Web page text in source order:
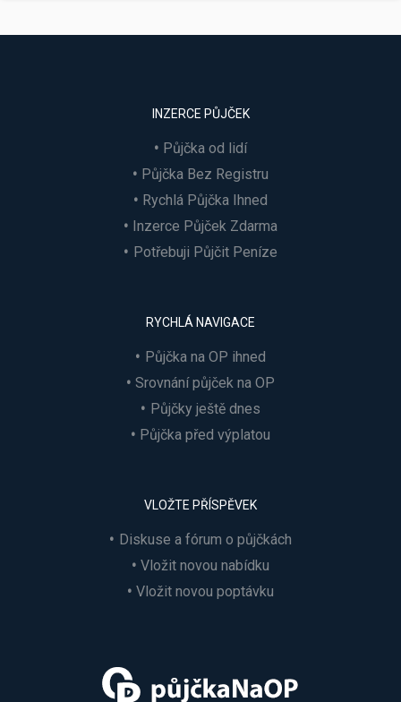
INZERCE PŮJČEK
Půjčka od lidí
Půjčka Bez Registru
Rychlá Půjčka Ihned
Inzerce Půjček Zdarma
Potřebuji Půjčit Peníze
RYCHLÁ NAVIGACE
Půjčka na OP ihned
Srovnání půjček na OP
Půjčky ještě dnes
Půjčka před výplatou
VLOŽTE PŘÍSPĚVEK
Diskuse a fórum o půjčkách
Vložit novou nabídku
Vložit novou poptávku